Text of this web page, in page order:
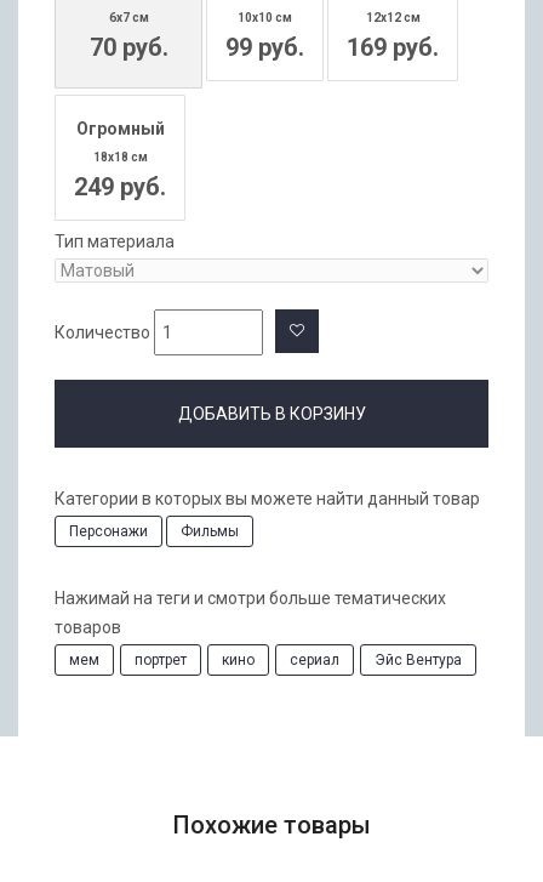
6x7 см
70 руб.
10x10 см
99 руб.
12x12 см
169 руб.
Огромный
18x18 см
249 руб.
Тип материала
Количество
ДОБАВИТЬ В КОРЗИНУ
Категории в которых вы можете найти данный товар
Персонажи Фильмы
Нажимай на теги и смотри больше тематических
товаров
мем портрет кино сериал Эйс Вентура
Похожие товары